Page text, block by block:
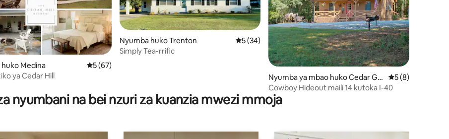
4.91 kati ya 5, tathmini 205
Medina Ukadiriaji wa wastani wa 5 kati ya 5, tathmini 67
5 (67)
ya Cedar Hill
Nyumba huko Trenton Ukadiriaji wa wastani wa 5 kati ya 5, tathmini 34
5 (34)
Simply Tea-rrific
Nyumba ya mbao huko Cedar Gr
ove
Ukadiriaji wa
5 (8)
Cowboy Hideout maili 14 kutoka I-40
nyumbani na bei nzuri za kuanzia mwezi mmoja